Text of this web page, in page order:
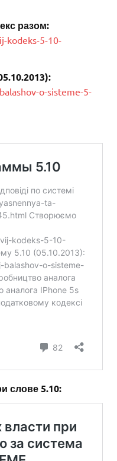
разом:
kodeks-5-10-
o-sisteme-5-
слове 5.10: